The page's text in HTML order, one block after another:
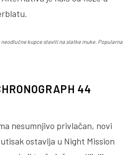
kupce staviti na slatke muke. Popularna
44
nesumnjivo privlačan, novi
ostavlja u Night Mission